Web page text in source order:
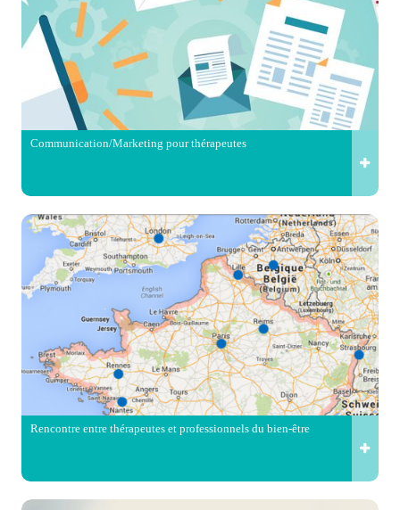
Communication/Marketing pour thérapeutes
Rencontre entre thérapeutes et professionnels du bien-être